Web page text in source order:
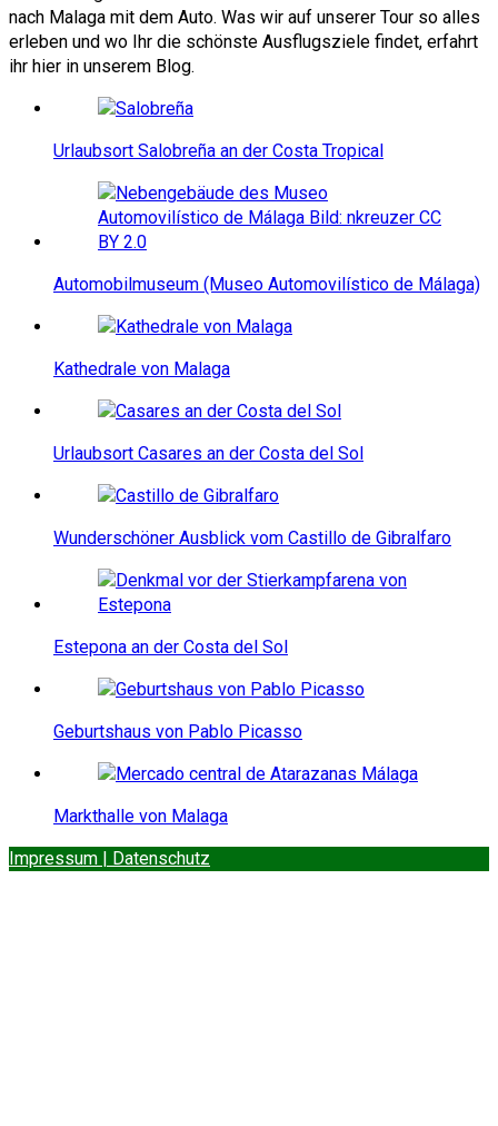
nach Malaga mit dem Auto. Was wir auf unserer Tour so alles
erleben und wo Ihr die schönste Ausflugsziele findet, erfahrt
ihr hier in unserem Blog.
Urlaubsort Salobreña an der Costa Tropical
Automobilmuseum (Museo Automovilístico de Málaga)
Kathedrale von Malaga
Urlaubsort Casares an der Costa del Sol
Wunderschöner Ausblick vom Castillo de Gibralfaro
Estepona an der Costa del Sol
Geburtshaus von Pablo Picasso
Markthalle von Malaga
Impressum | Datenschutz